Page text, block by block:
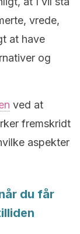
vrede,
at have
og
ved at
fremskridt
aspekter
du får